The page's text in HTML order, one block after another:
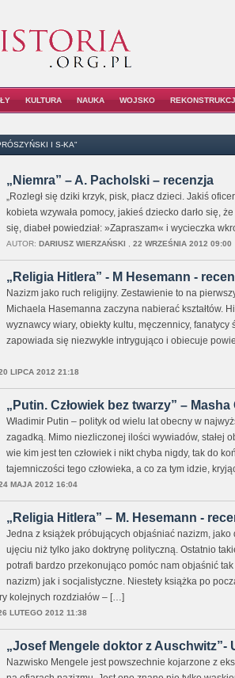
KULTURA NAUKA WOJSKO
I S-KA"
„Niemra” – A. Pacholski – recenzja
„Rozległ się dziki krzyk, pisk, płacz dzieci. Jakiś
kobieta wzywała pomocy, jakieś dziecko darło się,
się, diabeł powiedział: »Zapraszam« i wycieczka
AUTOR: DARIUSZ WIERZAŃSKI 22 WRZEŚNIA 2012 09:00
„Religia Hitlera” - M Hesemann -
Nazizm jako ruch religijny. Zestawienie to na
Michaela Hasemanna zaczyna nabierać kształtów.
wyznawcy wiary, obiekty kultu, męczennicy,
zapowiada się niezwykle intrygująco i obiecuje
LIPCA 2012 21:18
„Putin. Człowiek bez twarzy” –
Władimir Putin – polityk od wielu lat obecny w
zagadką. Mimo niezliczonej ilości wywiadów, stałej
wie kim jest ten człowiek i nikt chyba nigdy, tak do
tajemniczości tego człowieka, a co za tym idzie,
MAJA 2012 16:04
„Religia Hitlera” – M. Hesemann -
Jedna z książek próbujących objaśniać nazizm,
ujęciu niż tylko jako doktrynę polityczną. Ostatnio
potrafi bardzo przekonująco pomóc nam objaśnić
nazizm) jak i socjalistyczne. Niestety książka po
kolejnych rozdziałów – […]
LUTEGO 2012 11:38
„Josef Mengele doktor z Auschwitz”-
Nazwisko Mengele jest powszechnie kojarzone z